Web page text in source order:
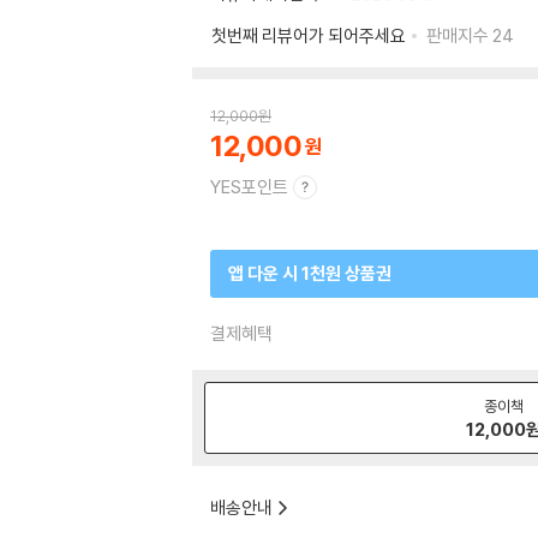
첫번째 리뷰어가 되어주세요
판매지수 24
12,000원
12,000
YES포인트
앱 다운 시 1천원 상품권
결제혜택
종이책
12,000
배송안내